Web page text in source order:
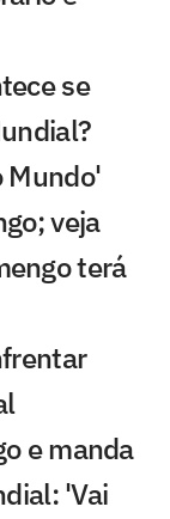
se
Mundo'
veja
terá
e manda
'Vai